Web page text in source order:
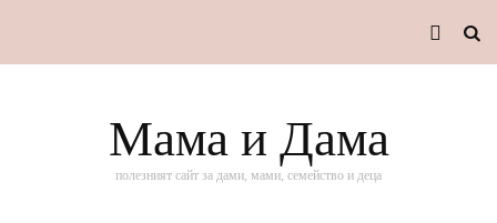
Мама и Дама
полезният сайт за дами, мами, семейство и деца